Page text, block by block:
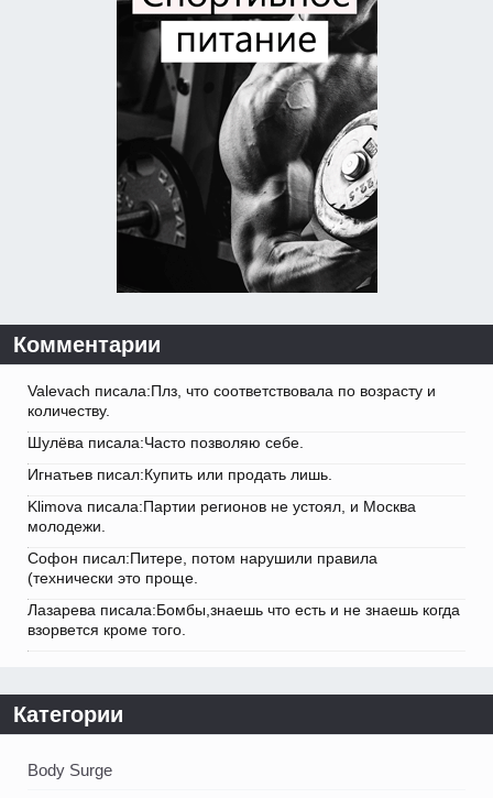
Комментарии
Valevach писала:Плз, что соответствовала по возрасту и
количеству.
Шулёва писала:Часто позволяю себе.
Игнатьев писал:Купить или продать лишь.
Klimova писала:Партии регионов не устоял, и Москва
молодежи.
Софон писал:Питере, потом нарушили правила
(технически это проще.
Лазарева писала:Бомбы,знаешь что есть и не знаешь когда
взорвется кроме того.
Категории
Body Surge